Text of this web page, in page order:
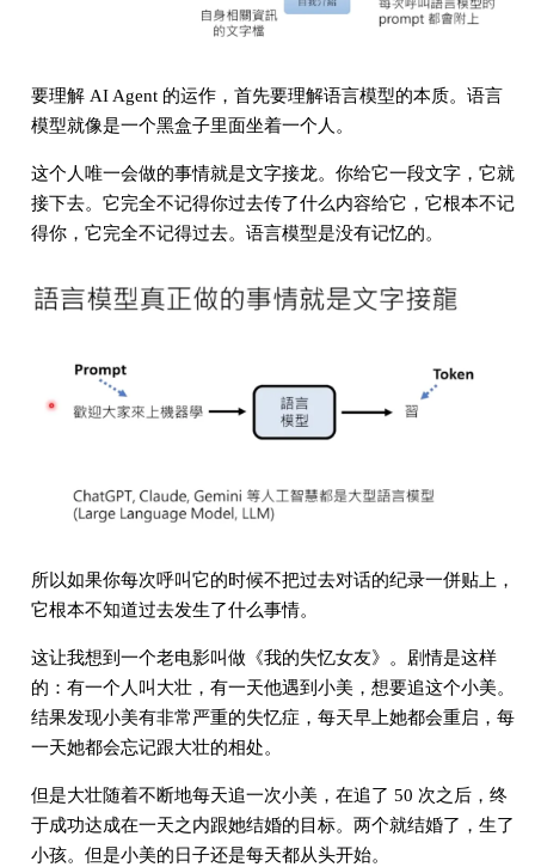
要理解 AI Agent 的运作，首先要理解语言模型的本质。语言
模型就像是一个黑盒子里面坐着一个人。
这个人唯一会做的事情就是文字接龙。你给它一段文字，它就
接下去。它完全不记得你过去传了什么内容给它，它根本不记
得你，它完全不记得过去。语言模型是没有记忆的。
所以如果你每次呼叫它的时候不把过去对话的纪录一併贴上，
它根本不知道过去发生了什么事情。
这让我想到一个老电影叫做《我的失忆女友》。剧情是这样
的：有一个人叫大壮，有一天他遇到小美，想要追这个小美。
结果发现小美有非常严重的失忆症，每天早上她都会重启，每
一天她都会忘记跟大壮的相处。
但是大壮随着不断地每天追一次小美，在追了 50 次之后，终
于成功达成在一天之内跟她结婚的目标。两个就结婚了，生了
小孩。但是小美的日子还是每天都从头开始。